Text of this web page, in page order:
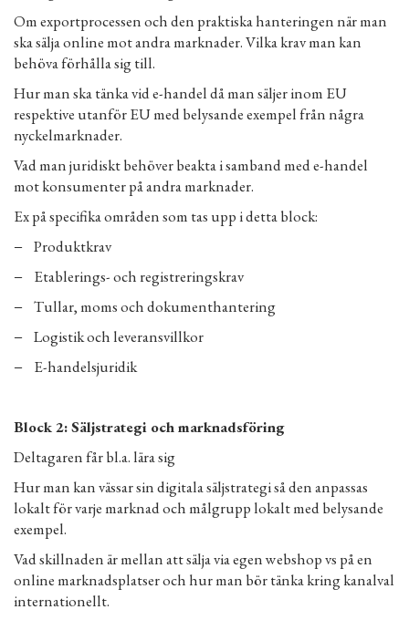
Om exportprocessen och den praktiska hanteringen när man
ska sälja online mot andra marknader. Vilka krav man kan
behöva förhålla sig till.
Hur man ska tänka vid e-handel då man säljer inom EU
respektive utanför EU med belysande exempel från några
nyckelmarknader.
Vad man juridiskt behöver beakta i samband med e-handel
mot konsumenter på andra marknader.
Ex på specifika områden som tas upp i detta block:
− Produktkrav
− Etablerings- och registreringskrav
− Tullar, moms och dokumenthantering
− Logistik och leveransvillkor
− E-handelsjuridik
Block 2: Säljstrategi och marknadsföring
Deltagaren får bl.a. lära sig
Hur man kan vässar sin digitala säljstrategi så den anpassas
lokalt för varje marknad och målgrupp lokalt med belysande
exempel.
Vad skillnaden är mellan att sälja via egen webshop vs på en
online marknadsplatser och hur man bör tänka kring kanalval
internationellt.